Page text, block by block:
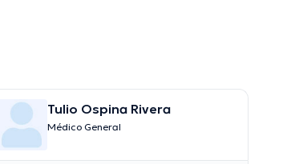
Tulio Ospina Rivera
Médico General